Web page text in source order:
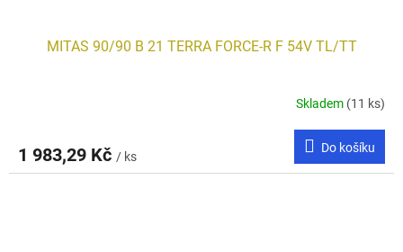
MITAS 90/90 B 21 TERRA FORCE-R F 54V TL/TT
Skladem (11 ks)
1 983,29 Kč / ks
Do košíku